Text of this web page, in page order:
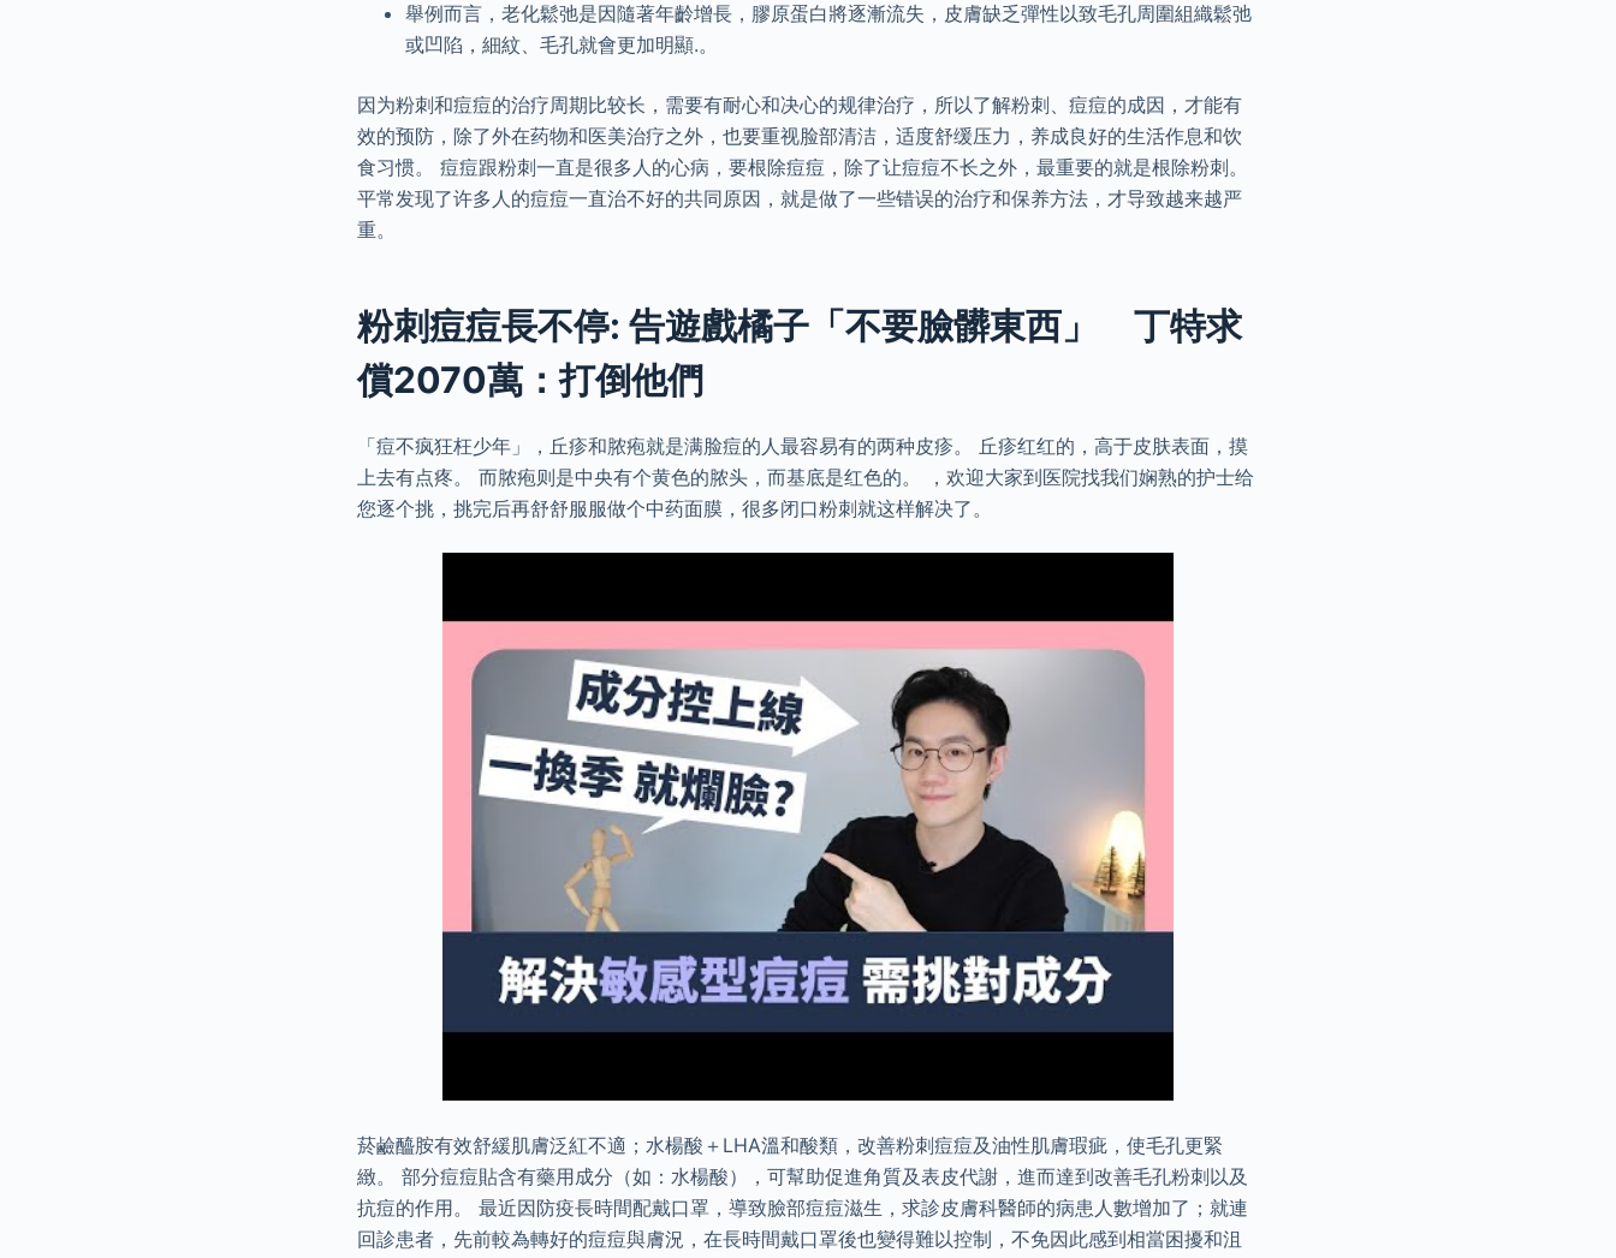
舉例而言，老化鬆弛是因隨著年齡增長，膠原蛋白將逐漸流失，皮膚缺乏彈性以致毛孔周圍組織鬆弛
或凹陷，細紋、毛孔就會更加明顯.。
因为粉刺和痘痘的治疗周期比较长，需要有耐心和决心的规律治疗，所以了解粉刺、痘痘的成因，才能有
效的预防，除了外在药物和医美治疗之外，也要重视脸部清洁，适度舒缓压力，养成良好的生活作息和饮
食习惯。 痘痘跟粉刺一直是很多人的心病，要根除痘痘，除了让痘痘不长之外，最重要的就是根除粉刺。
平常发现了许多人的痘痘一直治不好的共同原因，就是做了一些错误的治疗和保养方法，才导致越来越严
重。
粉刺痘痘長不停: 告遊戲橘子「不要臉髒東西」 丁特求
償2070萬：打倒他們
「痘不疯狂枉少年」，丘疹和脓疱就是满脸痘的人最容易有的两种皮疹。 丘疹红红的，高于皮肤表面，摸
上去有点疼。 而脓疱则是中央有个黄色的脓头，而基底是红色的。 ，欢迎大家到医院找我们娴熟的护士给
您逐个挑，挑完后再舒舒服服做个中药面膜，很多闭口粉刺就这样解决了。
菸鹼醯胺有效舒緩肌膚泛紅不適；水楊酸＋LHA溫和酸類，改善粉刺痘痘及油性肌膚瑕疵，使毛孔更緊
緻。 部分痘痘貼含有藥用成分（如：水楊酸），可幫助促進角質及表皮代謝，進而達到改善毛孔粉刺以及
抗痘的作用。 最近因防疫長時間配戴口罩，導致臉部痘痘滋生，求診皮膚科醫師的病患人數增加了；就連
回診患者，先前較為轉好的痘痘與膚況，在長時間戴口罩後也變得難以控制，不免因此感到相當困擾和沮